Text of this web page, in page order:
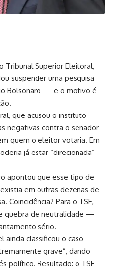
Tribunal Superior Eleitoral,
suspender uma pesquisa
Bolsonaro — e o motivo é
que acusou o instituto
negativas contra o senador
quem o eleitor votaria. Em
já estar “direcionada”
apontou que esse tipo de
em outras dezenas de
Coincidência? Para o TSE,
quebra de neutralidade —
sério.
ainda classificou o caso
grave”, dando
político. Resultado: o TSE